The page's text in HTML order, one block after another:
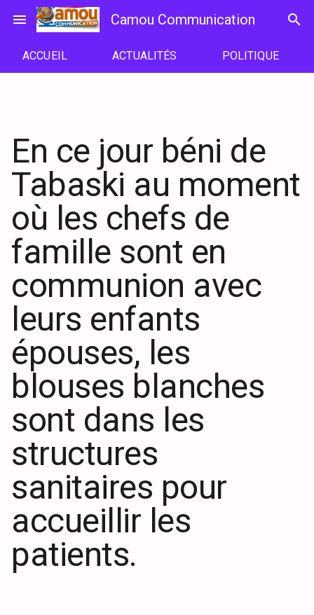
menu Camou Communication search
ACCUEIL ACTUALITÉS POLITIQUE
En ce jour béni de
Tabaski au moment
où les chefs de
famille sont en
communion avec
leurs enfants
épouses, les
blouses blanches
sont dans les
structures
sanitaires pour
accueillir les
patients.